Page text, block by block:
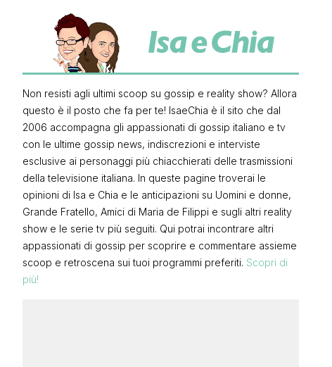
Non resisti agli ultimi scoop su gossip e reality show? Allora
questo è il posto che fa per te! IsaeChia è il sito che dal
2006 accompagna gli appassionati di gossip italiano e tv
con le ultime gossip news, indiscrezioni e interviste
esclusive ai personaggi più chiacchierati delle trasmissioni
della televisione italiana. In queste pagine troverai le
opinioni di Isa e Chia e le anticipazioni su Uomini e donne,
Grande Fratello, Amici di Maria de Filippi e sugli altri reality
show e le serie tv più seguiti. Qui potrai incontrare altri
appassionati di gossip per scoprire e commentare assieme
scoop e retroscena sui tuoi programmi preferiti. Scopri di
più!